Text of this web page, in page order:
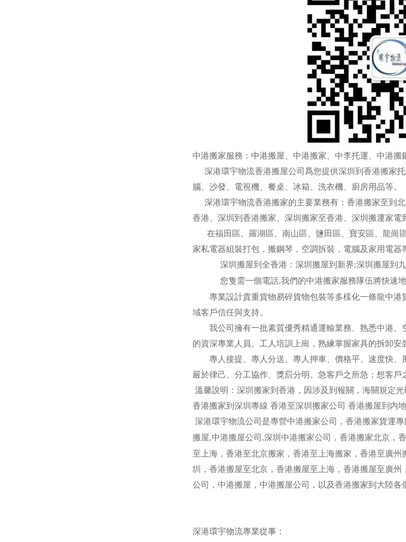
中港搬家服務：中港搬屋、中港搬家、中李托運、中港
深港環宇物流香港搬屋公司爲您提供深圳到香港搬家
腦、沙發、電視機、餐桌、冰箱、洗衣機、廚房用品等。
深港環宇物流香港搬家的主要業務有：香港搬家至到
香港、深圳到香港搬家、深圳搬家至香港、深圳搬運家
在福田區、羅湖區、南山區、鹽田區、寶安區、龍崗
家私電器組裝打包，搬鋼琴，空調拆裝，電腦及家用電器
深圳搬屋到全香港：深圳搬屋到新界;深圳搬屋到
您隻需一個電話,我們的中港搬家服務隊伍將快速
專業設計貴重貨物易碎貨物包裝等多樣化一條龍中港
域客戶信任與支持。
我公司擁有一批素質優秀精通運輸業務、熟悉中港、
的資深專業人員。工人培訓上崗，熟練掌握家具的拆卸安
專人接提、專人分送、專人押車、價格平、速度快、
嚴於律己、分工協作、獎罰分明。急客戶之所急；想客戶
溫馨說明：深圳搬家到香港，因涉及到報關，海關規定
香港搬家到深圳專線 香港至深圳搬家公司 香港搬屋到内
深港環宇物流公司是專營中港搬家公司，香港搬家貨運
搬屋,中港搬屋公司 ,深圳中港搬家公司，香港搬家北京，
至上海，香港至北京搬家，香港至上海搬家，香港至廣
圳，香港搬屋至北京，香港搬屋至上海，香港搬屋至廣
公司，中港搬屋，中港搬屋公司，以及香港搬家到大陸
深港環宇物流專業從事：